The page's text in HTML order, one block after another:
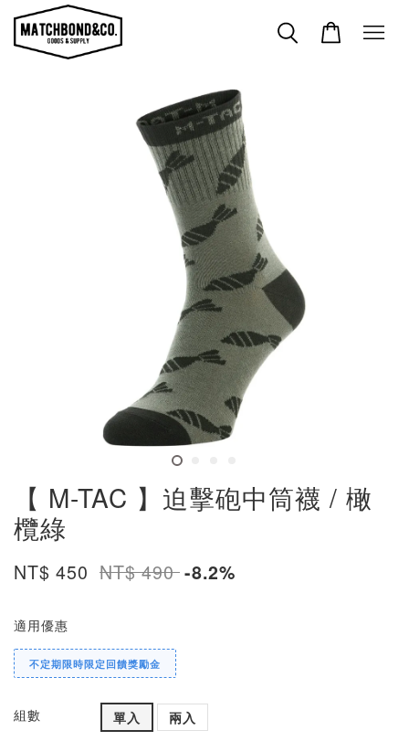
【 M-TAC 】迫擊砲中筒襪 / 橄
欖綠
NT$ 450 NT$ 490-8.2%
適用優惠
不定期限時限定回饋獎勵金
組數 單入 兩入